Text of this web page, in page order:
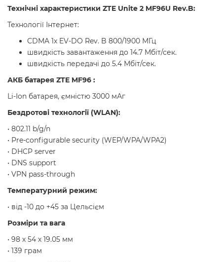
Технічні характеристики ZTE Unite 2 MF96U Rev.B:
Технології Інтернет:
CDMA 1x EV-DO Rev. B 800/1900 МГц
швидкість завантаження до 14.7 Мбіт/сек.
швидкість передачі до 5.4 Мбіт/сек.
АКБ батарея ZTE MF96 :
Li-Ion батарея, ємністю 3000 мАг
Бездротові технології (WLAN):
• 802.11 b/g/n
• Pre-configurable security (WEP/WPA/WPA2)
• DHCP server
• DNS support
• VPN pass-through
Температурний режим:
• від -10 до +45 за Цельсієм
Розміри та вага
• 98 х 54 х 19.05 мм
• 139 грам